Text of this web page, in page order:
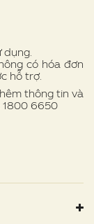
dụng.
có hóa đơn
hỗ trợ.
thông tin và
1800 6650